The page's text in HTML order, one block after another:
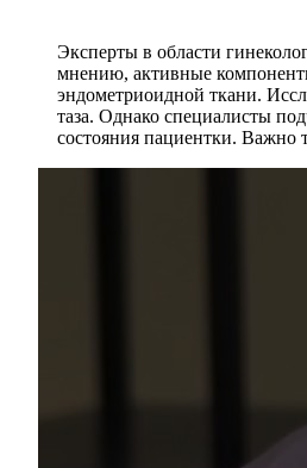
Эксперты в области
мнению, активные
эндометриоидной ткани.
таза. Однако специалисты
состояния пациентки. Важно